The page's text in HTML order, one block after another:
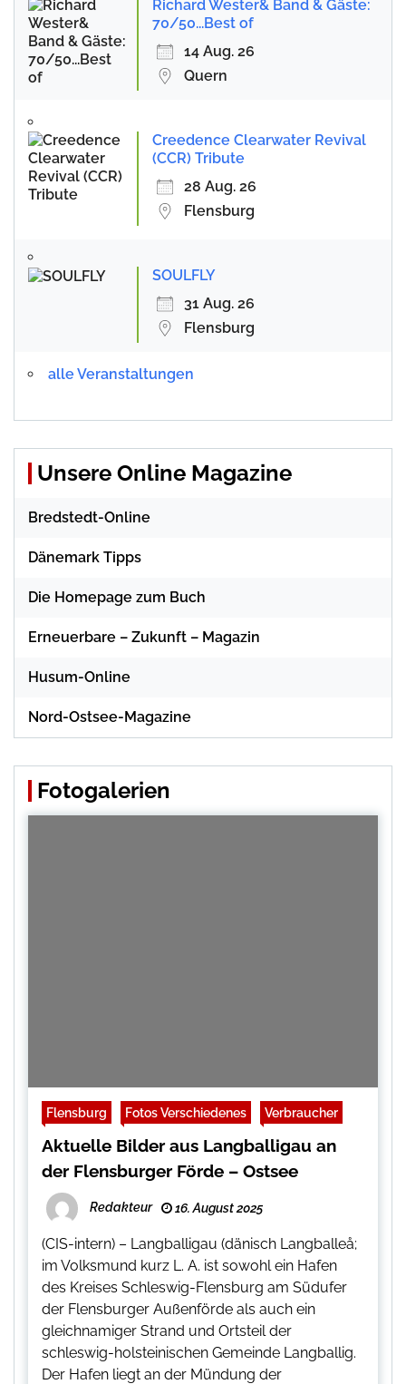
Richard Wester& Band & Gäste:
70/50...Best of
14 Aug. 26
Quern
Creedence Clearwater Revival
(CCR) Tribute
28 Aug. 26
Flensburg
SOULFLY
31 Aug. 26
Flensburg
alle Veranstaltungen
Unsere Online Magazine
Bredstedt-Online
Dänemark Tipps
Die Homepage zum Buch
Erneuerbare – Zukunft – Magazin
Husum-Online
Nord-Ostsee-Magazine
Fotogalerien
Flensburg Fotos Verschiedenes Verbraucher
Aktuelle Bilder aus Langballigau an
der Flensburger Förde – Ostsee
Redakteur 16. August 2025
(CIS-intern) – Langballigau (dänisch Langballeå;
im Volksmund kurz L. A. ist sowohl ein Hafen
des Kreises Schleswig-Flensburg am Südufer
der Flensburger Außenförde als auch ein
gleichnamiger Strand und Ortsteil der
schleswig-holsteinischen Gemeinde Langballig.
Der Hafen liegt an der Mündung der